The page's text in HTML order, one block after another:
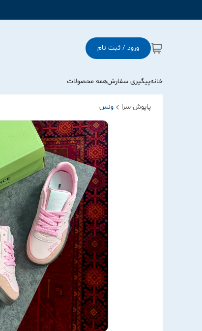
ورود / ثبت نام
خانهپیگیری سفارشهمه محصولات
پاپوش سرا ونس